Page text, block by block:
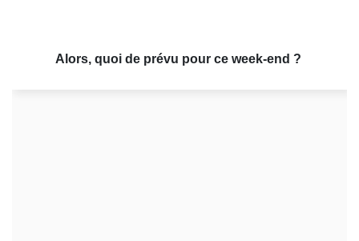
Alors, quoi de prévu pour ce week-end ?